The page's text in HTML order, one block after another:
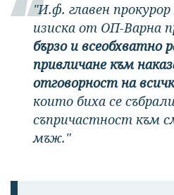
"И.ф. главен
изиска от ОП-Варна
бързо и всеобхватно
привличане към
отговорност на
които биха се
съпричастност към
мъж."